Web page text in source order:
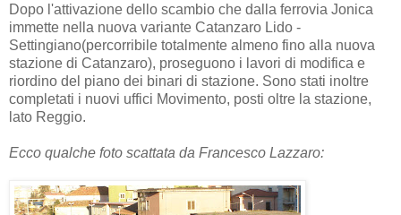
Dopo l'attivazione dello scambio che dalla ferrovia Jonica
immette nella nuova variante Catanzaro Lido -
Settingiano(percorribile totalmente almeno fino alla nuova
stazione di Catanzaro), proseguono i lavori di modifica e
riordino del piano dei binari di stazione. Sono stati inoltre
completati i nuovi uffici Movimento, posti oltre la stazione,
lato Reggio.
Ecco qualche foto scattata da Francesco Lazzaro: